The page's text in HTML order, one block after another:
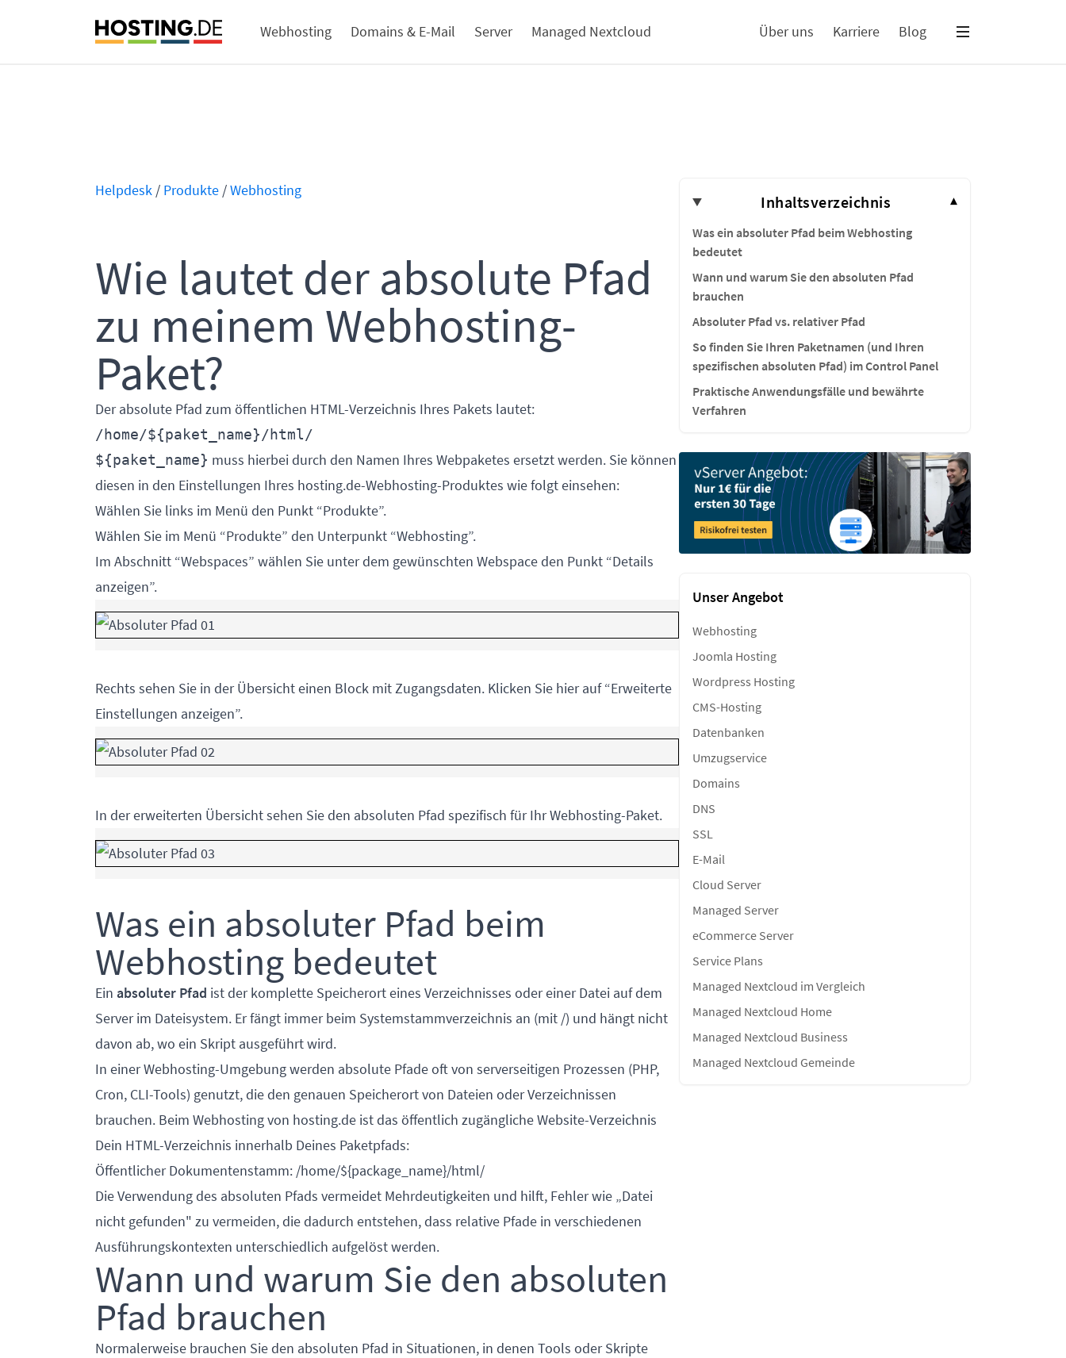
Webhosting Domains & E-Mail Server Managed Nextcloud Über uns Karriere Blog
Helpdesk / Produkte /Webhosting
Wie lautet der absolute Pfad
zu meinem Webhosting-
Paket?
Der absolute Pfad zum öffentlichen HTML-Verzeichnis Ihres Pakets lautet:
/home/${paket_name}/html/
${paket_name} muss hierbei durch den Namen Ihres Webpaketes ersetzt werden. Sie können
diesen in den Einstellungen Ihres hosting.de-Webhosting-Produktes wie folgt einsehen:
Wählen Sie links im Menü den Punkt “Produkte”.
Wählen Sie im Menü “Produkte” den Unterpunkt “Webhosting”.
Im Abschnitt “Webspaces” wählen Sie unter dem gewünschten Webspace den Punkt “Details
anzeigen”.
Rechts sehen Sie in der Übersicht einen Block mit Zugangsdaten. Klicken Sie hier auf “Erweiterte
Einstellungen anzeigen”.
In der erweiterten Übersicht sehen Sie den absoluten Pfad spezifisch für Ihr Webhosting-Paket.
Was ein absoluter Pfad beim
Webhosting bedeutet
Ein absoluter Pfad ist der komplette Speicherort eines Verzeichnisses oder einer Datei auf dem
Server im Dateisystem. Er fängt immer beim Systemstammverzeichnis an (mit /) und hängt nicht
davon ab, wo ein Skript ausgeführt wird.
In einerWebhosting-Umgebungwerden absolute Pfade oft von serverseitigen Prozessen (PHP,
Cron, CLI-Tools) genutzt, die den genauen Speicherort von Dateien oder Verzeichnissen
brauchen. Beim Webhosting von hosting.de ist das öffentlich zugängliche Website-Verzeichnis
Dein HTML-Verzeichnis innerhalb Deines Paketpfads:
Öffentlicher Dokumentenstamm: /home/${package_name}/html/
Die Verwendung des absoluten Pfads vermeidet Mehrdeutigkeiten und hilft, Fehler wie „Datei
nicht gefunden" zu vermeiden, die dadurch entstehen, dass relative Pfade in verschiedenen
Ausführungskontexten unterschiedlich aufgelöst werden.
Wann und warum Sie den absoluten
Pfad brauchen
Normalerweise brauchen Sie den absoluten Pfad in Situationen, in denen Tools oder Skripte
Inhaltsverzeichnis ▾
Was ein absoluter Pfad beim Webhosting
bedeutet
Wann und warum Sie den absoluten Pfad
brauchen
Absoluter Pfad vs. relativer Pfad
So finden Sie Ihren Paketnamen (und Ihren
spezifischen absoluten Pfad) im Control Panel
Praktische Anwendungsfälle und bewährte
Verfahren
Unser Angebot
Webhosting
Joomla Hosting
Wordpress Hosting
CMS-Hosting
Datenbanken
Umzugservice
Domains
DNS
SSL
E-Mail
Cloud Server
Managed Server
eCommerce Server
Service Plans
Managed Nextcloud im Vergleich
Managed Nextcloud Home
Managed Nextcloud Business
Managed Nextcloud Gemeinde